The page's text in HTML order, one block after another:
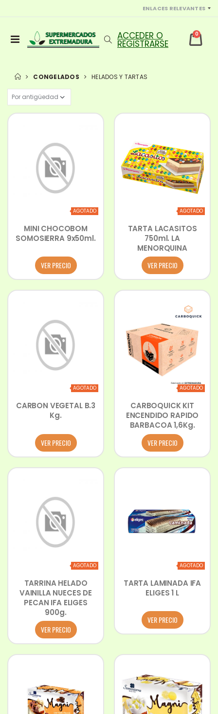
ENLACES RELEVANTES
0
CONGELADOS HELADOS Y TARTAS
AGOTADO
MINI CHOCOBOM
SOMOSIERRA 9x50ml.
VER PRECIO
AGOTADO
TARTA LACASITOS
750ml. LA
MENORQUINA
VER PRECIO
AGOTADO
CARBON VEGETAL B.3
Kg.
VER PRECIO
AGOTADO
CARBOQUICK KIT
ENCENDIDO RAPIDO
BARBACOA 1,6Kg.
VER PRECIO
AGOTADO
TARRINA HELADO
VAINILLA NUECES DE
PECAN IFA ELIGES
900g.
VER PRECIO
AGOTADO
TARTA LAMINADA IFA
ELIGES 1 L
VER PRECIO